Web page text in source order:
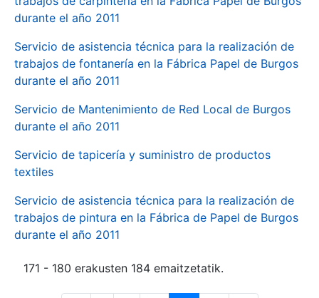
durante el año 2011
Servicio de asistencia técnica para la realización de
trabajos de fontanería en la Fábrica Papel de Burgos
durante el año 2011
Servicio de Mantenimiento de Red Local de Burgos
durante el año 2011
Servicio de tapicería y suministro de productos
textiles
Servicio de asistencia técnica para la realización de
trabajos de pintura en la Fábrica de Papel de Burgos
durante el año 2011
171 - 180 erakusten 184 emaitzetatik.